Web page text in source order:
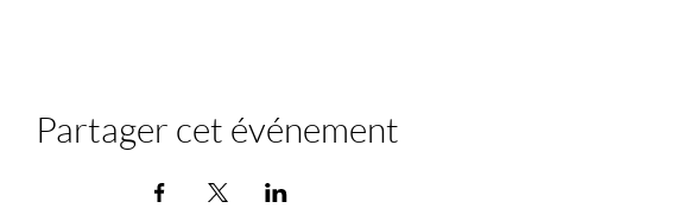
Partager cet événement